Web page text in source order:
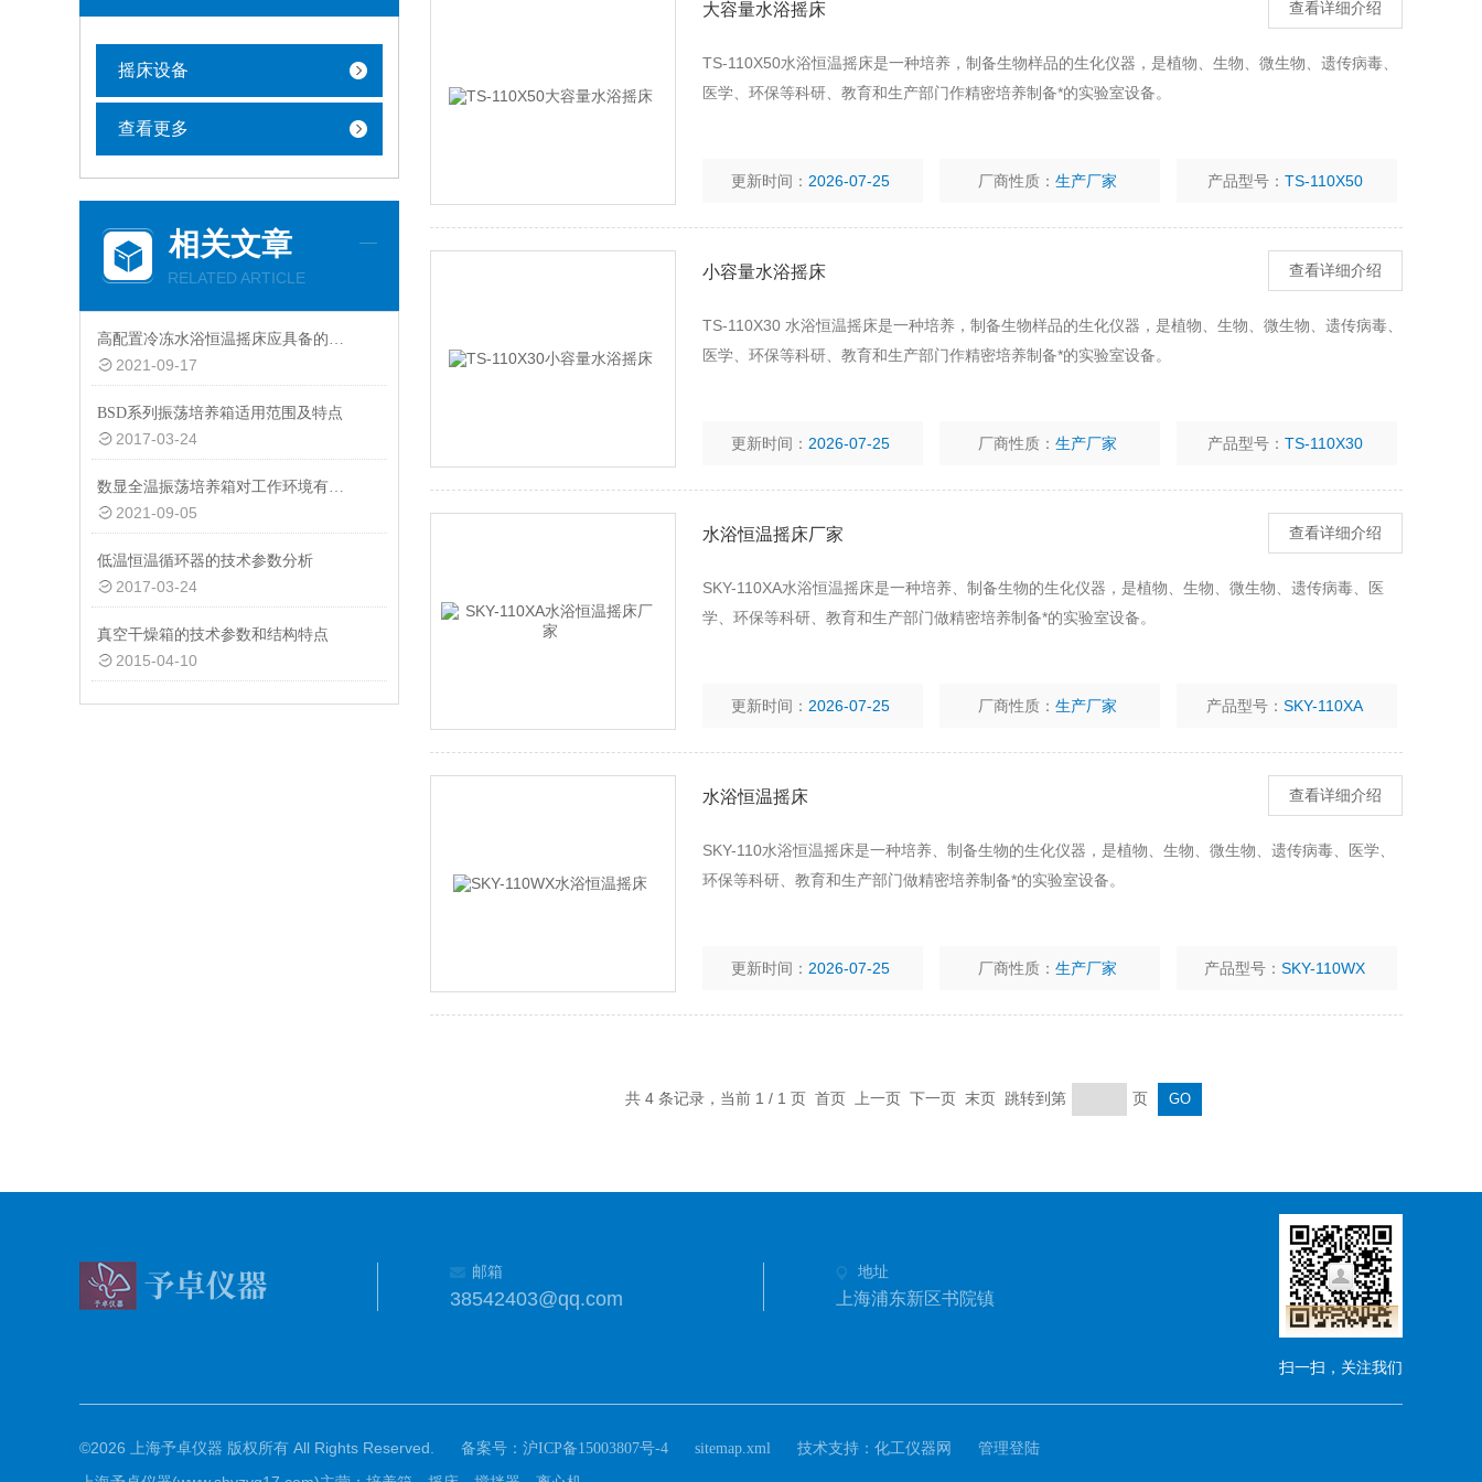
摇床设备
查看更多
相关文章
RELATED ARTICLE
高配置冷冻水浴恒温摇床应具备的功能说明
2021-09-17
BSD系列振荡培养箱适用范围及特点
2017-03-24
数显全温振荡培养箱对工作环境有何要求
2021-09-05
低温恒温循环器的技术参数分析
2017-03-24
真空干燥箱的技术参数和结构特点
2015-04-10
大容量水浴摇床 查看详细介绍
TS-110X50水浴恒温摇床是一种培养，制备生物样品的生化仪器，是植物、生物、微生物、遗传病毒、
医学、环保等科研、教育和生产部门作精密培养制备*的实验室设备。
更新时间： 2026-07-25 厂商性质：生产厂家 产品型号： TS-110X50
小容量水浴摇床 查看详细介绍
TS-110X30 水浴恒温摇床是一种培养，制备生物样品的生化仪器，是植物、生物、微生物、遗传病毒、
医学、环保等科研、教育和生产部门作精密培养制备*的实验室设备。
更新时间： 2026-07-25 厂商性质：生产厂家 产品型号： TS-110X30
水浴恒温摇床厂家 查看详细介绍
SKY-110XA水浴恒温摇床是一种培养、制备生物的生化仪器，是植物、生物、微生物、遗传病毒、医
学、环保等科研、教育和生产部门做精密培养制备*的实验室设备。
更新时间： 2026-07-25 厂商性质：生产厂家 产品型号：SKY-110XA
水浴恒温摇床 查看详细介绍
SKY-110水浴恒温摇床是一种培养、制备生物的生化仪器，是植物、生物、微生物、遗传病毒、医学、
环保等科研、教育和生产部门做精密培养制备*的实验室设备。
更新时间： 2026-07-25 厂商性质：生产厂家 产品型号：SKY-110WX
共 4 条记录，当前 1 / 1 页 首页 上一页 下一页 末页 跳转到第 页
邮箱
38542403@qq.com
地址
上海浦东新区书院镇
扫一扫，关注我们
©2026 上海予卓仪器 版权所有 All Rights Reserved. 备案号： 沪ICP备15003807号-4 sitemap.xml 技术支持： 化工仪器网 管理登陆